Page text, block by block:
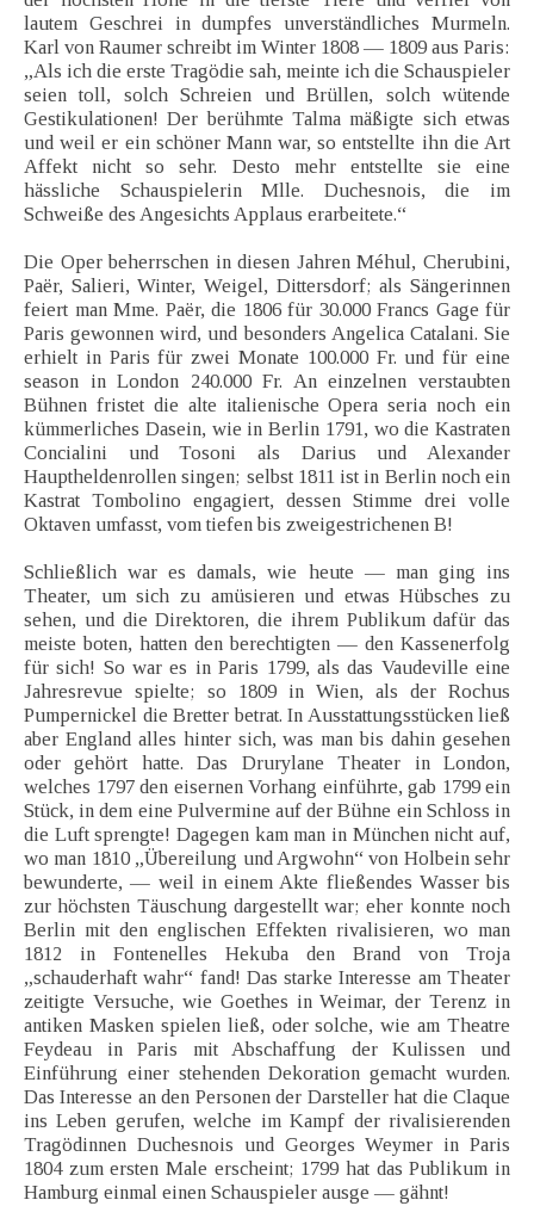
lautem Geschrei in dumpfes unverständliches Murmeln.
Karl von Raumer schreibt im Winter 1808 — 1809 aus Paris:
„Als ich die erste Tragödie sah, meinte ich die Schauspieler
seien toll, solch Schreien und Brüllen, solch wütende
Gestikulationen! Der berühmte Talma mäßigte sich etwas
und weil er ein schöner Mann war, so entstellte ihn die Art
Affekt nicht so sehr. Desto mehr entstellte sie eine
hässliche Schauspielerin Mlle. Duchesnois, die im
Schweiße des Angesichts Applaus erarbeitete.“
Die Oper beherrschen in diesen Jahren Méhul, Cherubini,
Paër, Salieri, Winter, Weigel, Dittersdorf; als Sängerinnen
feiert man Mme. Paër, die 1806 für 30.000 Francs Gage für
Paris gewonnen wird, und besonders Angelica Catalani. Sie
erhielt in Paris für zwei Monate 100.000 Fr. und für eine
season in London 240.000 Fr. An einzelnen verstaubten
Bühnen fristet die alte italienische Opera seria noch ein
kümmerliches Dasein, wie in Berlin 1791, wo die Kastraten
Concialini und Tosoni als Darius und Alexander
Hauptheldenrollen singen; selbst 1811 ist in Berlin noch ein
Kastrat Tombolino engagiert, dessen Stimme drei volle
Oktaven umfasst, vom tiefen bis zweigestrichenen B!
Schließlich war es damals, wie heute — man ging ins
Theater, um sich zu amüsieren und etwas Hübsches zu
sehen, und die Direktoren, die ihrem Publikum dafür das
meiste boten, hatten den berechtigten — den Kassenerfolg
für sich! So war es in Paris 1799, als das Vaudeville eine
Jahresrevue spielte; so 1809 in Wien, als der Rochus
Pumpernickel die Bretter betrat. In Ausstattungsstücken ließ
aber England alles hinter sich, was man bis dahin gesehen
oder gehört hatte. Das Drurylane Theater in London,
welches 1797 den eisernen Vorhang einführte, gab 1799 ein
Stück, in dem eine Pulvermine auf der Bühne ein Schloss in
die Luft sprengte! Dagegen kam man in München nicht auf,
wo man 1810 „Übereilung und Argwohn“ von Holbein sehr
bewunderte, — weil in einem Akte fließendes Wasser bis
zur höchsten Täuschung dargestellt war; eher konnte noch
Berlin mit den englischen Effekten rivalisieren, wo man
1812 in Fontenelles Hekuba den Brand von Troja
„schauderhaft wahr“ fand! Das starke Interesse am Theater
zeitigte Versuche, wie Goethes in Weimar, der Terenz in
antiken Masken spielen ließ, oder solche, wie am Theatre
Feydeau in Paris mit Abschaffung der Kulissen und
Einführung einer stehenden Dekoration gemacht wurden.
Das Interesse an den Personen der Darsteller hat die Claque
ins Leben gerufen, welche im Kampf der rivalisierenden
Tragödinnen Duchesnois und Georges Weymer in Paris
1804 zum ersten Male erscheint; 1799 hat das Publikum in
Hamburg einmal einen Schauspieler ausge — gähnt!